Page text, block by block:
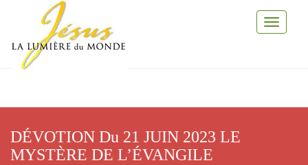
Toggle
DÉVOTION Du 21 JUIN 2023 LE
MYSTÈRE DE L’ÉVANGILE